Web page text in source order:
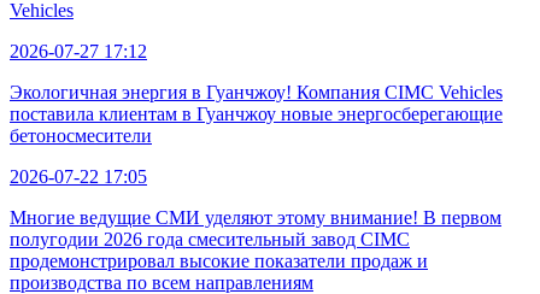
Vehicles
2026-07-27 17:12
Экологичная энергия в Гуанчжоу! Компания CIMC Vehicles
поставила клиентам в Гуанчжоу новые энергосберегающие
бетоносмесители
2026-07-22 17:05
Многие ведущие СМИ уделяют этому внимание! В первом
полугодии 2026 года смесительный завод CIMC
продемонстрировал высокие показатели продаж и
производства по всем направлениям